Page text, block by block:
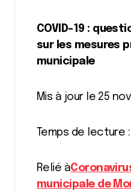
COVID-19 :
sur les mesures
municipale
Mis à jour le 25
Temps de lecture :
Relié à
municipale de